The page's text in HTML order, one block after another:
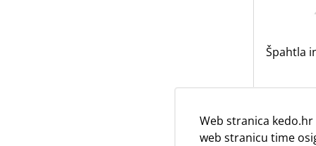
Špahtla
Web stranica
web stranicu time